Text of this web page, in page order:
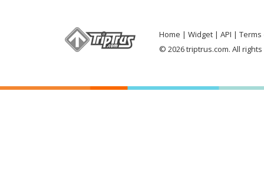
Home Widget API
Terms
© 2026 triptrus.com. All